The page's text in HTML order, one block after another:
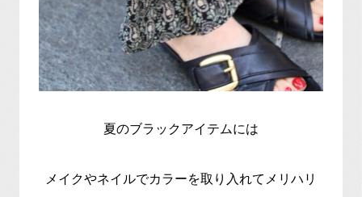
夏のブラックアイテムには
メイクやネイルでカラーを取り入れてメリハリ